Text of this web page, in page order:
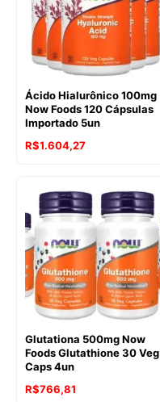
Ácido Hialurônico 100mg
Now Foods 120 Cápsulas
Importado 5un
R$1.604,27
Glutationa 500mg Now
Foods Glutathione 30 Veg
Caps 4un
R$766,81